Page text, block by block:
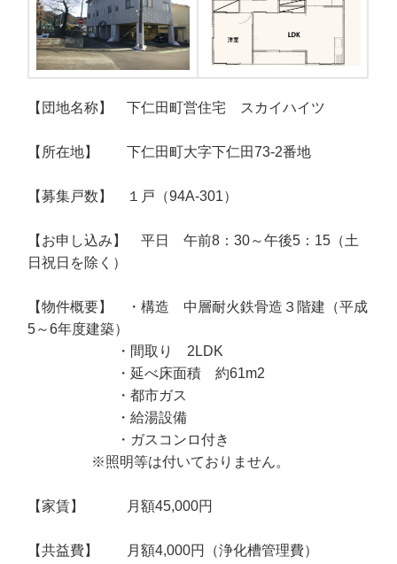
【団地名称】 下仁田町営住宅 スカイハイツ
【所在地】 下仁田町大字下仁田73-2番地
【募集戸数】 １戸（94A-301）
【お申し込み】 平日 午前8：30～午後5：15（土
日祝日を除く）
【物件概要】 ・構造 中層耐火鉄骨造３階建（平成
5～6年度建築）
・間取り 2LDK
・延べ床面積 約61m2
・都市ガス
・給湯設備
・ガスコンロ付き
※照明等は付いておりません。
【家賃】 月額45,000円
【共益費】 月額4,000円（浄化槽管理費）